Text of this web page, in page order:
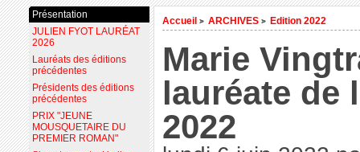
Accueil > ARCHIVES > Edition 2022
Marie
lauréate de
2022
Présentation
JULIEN FYOT LAURÉAT
2026
Lauréats des éditions
précédentes
Présidents des éditions
précédentes
PRIX "JEUNE
MOUSQUETAIRE DU
PREMIER ROMAN"